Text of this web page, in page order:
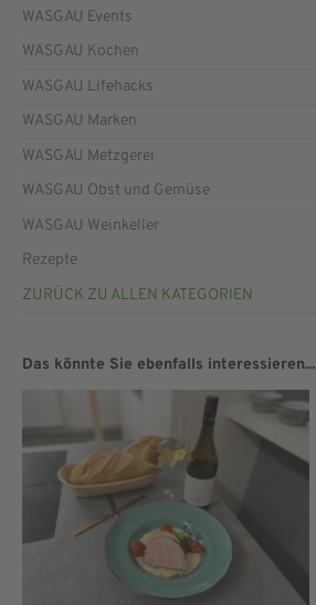
WASGAU Events
WASGAU Kochen
WASGAU Lifehacks
WASGAU Marken
WASGAU Metzgerei
WASGAU Obst und Gemüse
WASGAU Weinkeller
Rezepte
ZURÜCK ZU ALLEN KATEGORIEN
Das könnte Sie ebenfalls interessieren...